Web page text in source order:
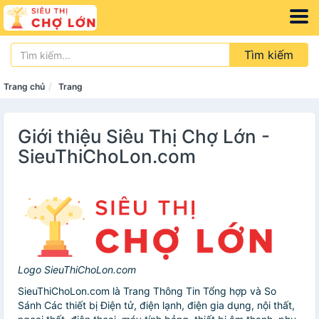
Tìm kiếm
Trang chủ Trang
Giới thiệu Siêu Thị Chợ Lớn -
SieuThiChoLon.com
Logo SieuThiChoLon.com
SieuThiChoLon.com là Trang Thông Tin Tổng hợp và So
Sánh Các thiết bị Điện tử, điện lạnh, điện gia dụng, nội thất,